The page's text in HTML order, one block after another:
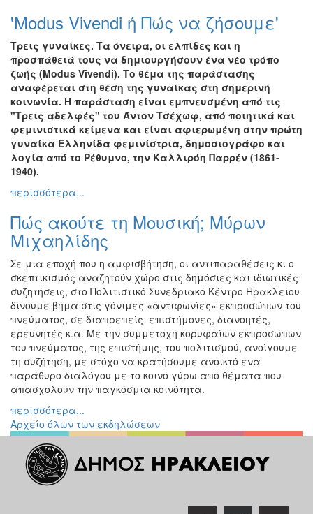
Διαλέξεις-
Ομιλίες
Διάφορες
Εκθέσεις
Εκδηλώσεις
για
Παιδιά
Άλλες
Εκδηλώσεις
ΤΟΠΟΣ
ΜΑΣ
ΔΗΜΟΣ
ΠΟΛΙΤΙΣΜΟΣ
ΑΝΘΕΚΤΙΚΗ
ΠΟΛΗ
'Modus Vivendi ή Πώς να ζήσουμε'
Τρεις γυναίκες. Τα όνειρα, οι ελπίδες και η
προσπάθειά τους να δημιουργήσουν ένα νέο τρόπο
ζωής (Modus Vivendi). Το θέμα της παράστασης
αναφέρεται στη θέση της γυναίκας στη σημερινή
κοινωνία. Η παράσταση είναι εμπνευσμένη από τις
"Τρεις αδελφές" του Άντον Τσέχωφ, από ποιητικά και
φεμινιστικά κείμενα και είναι αφιερωμένη στην πρώτη
γυναίκα Ελληνίδα φεμινίστρια, δημοσιογράφο και
λογία από το Ρέθυμνο, την Καλλιρόη Παρρέν (1861-
1940).
περισσότερα...
Πώς ακούτε τη Μουσική; Μύρων
Μιχαηλίδης
Σε μια εποχή που η αμφισβήτηση, οι αντιπαραθέσεις κι ο
σκεπτικισμός αναζητούν χώρο στις δημόσιες και ιδιωτικές
συζητήσεις, στο Πολιτιστικό Συνεδριακό Κέντρο Ηρακλείου
δίνουμε βήμα στις γόνιμες «αντιφωνίες» εκπροσώπων του
πνεύματος, σε διαπρεπείς επιστήμονες, διανοητές,
ερευνητές κ.α. Με την συμμετοχή κορυφαίων εκπροσώπων
του πνεύματος, της επιστήμης, του πολιτισμού, ανοίγουμε
τη συζήτηση, με στόχο να κρατήσουμε ανοικτό ένα
παράθυρο διαλόγου με το κοινό γύρω από θέματα που
απασχολούν την παγκόσμια κοινότητα.
περισσότερα...
Αρχείο όλων των εκδηλώσεων